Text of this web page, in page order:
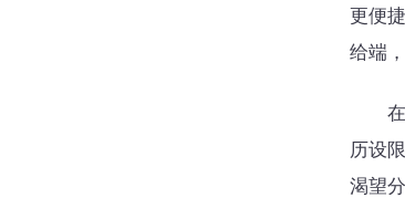
更便
给端
历设
渴望